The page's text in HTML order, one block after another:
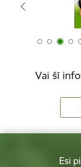
Vai šī
Esi